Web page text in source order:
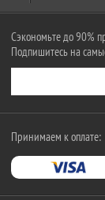
Сэкономьте до 90%
Подпишитесь на
Принимаем к оплате: